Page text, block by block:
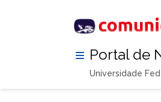
Portal de
Universidade